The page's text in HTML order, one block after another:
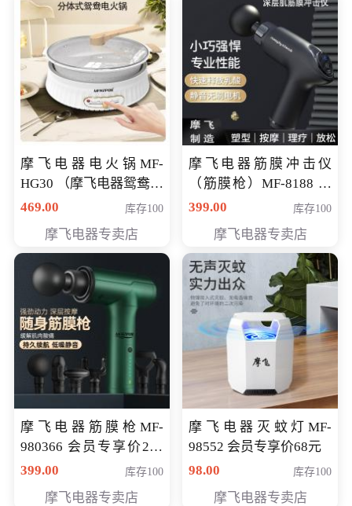
摩飞电器电火锅MF-
HG30 （摩飞电器鸳鸯锅
MF-HG30 ） 会员专享价
469.00 库存100
摩飞电器专卖店
摩飞电器筋膜冲击仪
（筋膜枪）MF-8188 会
员专享价268元
399.00 库存100
摩飞电器专卖店
摩飞电器筋膜枪MF-
980366 会员专享价299
元
399.00 库存100
摩飞电器专卖店
摩飞电器灭蚊灯MF-
98552 会员专享价68元
98.00
库存100
摩飞电器专卖店